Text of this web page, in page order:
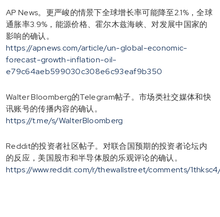
AP News。更严峻的情景下全球增长率可能降至2.1%，全球
通胀率3.9%，能源价格、霍尔木兹海峡、对发展中国家的
影响的确认。
https://apnews.com/article/un-global-economic-
forecast-growth-inflation-oil-
e79c64aeb599030c308e6c93eaf9b350
Walter Bloomberg的Telegram帖子。市场类社交媒体和快
讯账号的传播内容的确认。
https://t.me/s/WalterBloomberg
Reddit的投资者社区帖子。对联合国预期的投资者论坛内
的反应，美国股市和半导体股的乐观评论的确认。
https://www.reddit.com/r/thewallstreet/comments/